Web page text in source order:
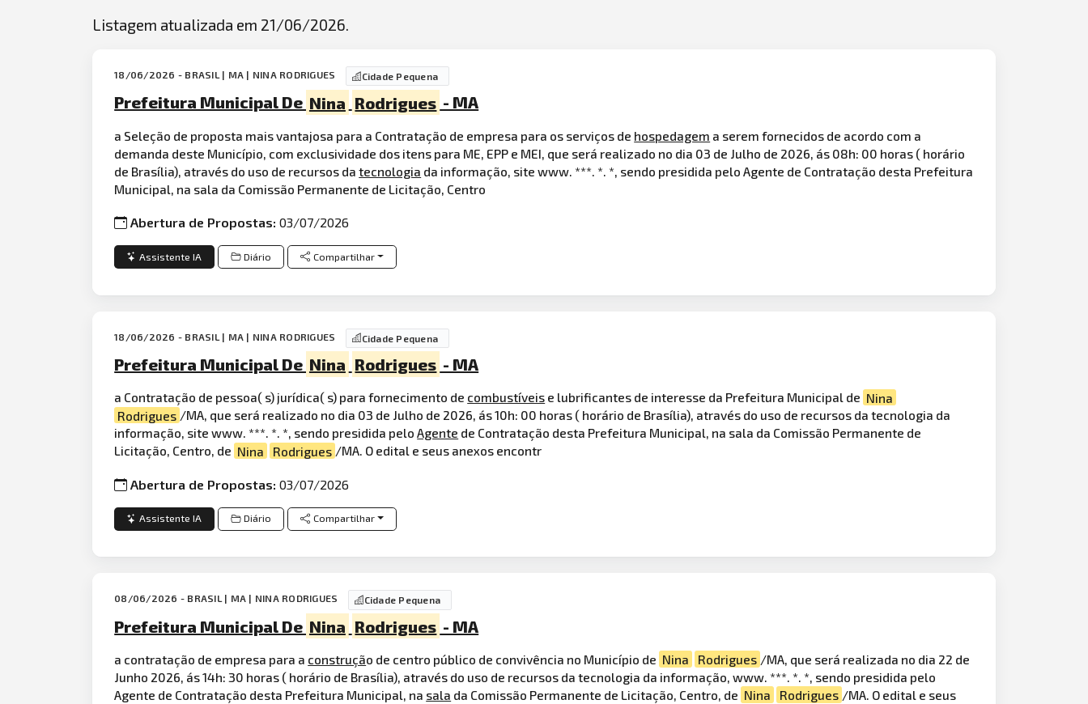
Listagem atualizada em 21/06/2026.
18/06/2026 - BRASIL | MA | NINA RODRIGUES Cidade Pequena
Prefeitura Municipal De Nina Rodrigues - MA
a Seleção de proposta mais vantajosa para a Contratação de empresa para os serviços de hospedagem a serem fornecidos de acordo com a
demanda deste Município, com exclusividade dos itens para ME, EPP e MEI, que será realizado no dia 03 de Julho de 2026, ás 08h: 00 horas ( horário
de Brasília), através do uso de recursos datecnologia da informação, site www. ***. *. *, sendo presidida pelo Agente de Contratação desta Prefeitura
Municipal, na sala da Comissão Permanente de Licitação, Centro
Abertura de Propostas:03/07/2026
Assistente IA Diário Compartilhar
18/06/2026 - BRASIL | MA | NINA RODRIGUES Cidade Pequena
Prefeitura Municipal De Nina Rodrigues - MA
a Contratação de pessoa( s) jurídica( s) para fornecimento de combustíveis e lubrificantes de interesse da Prefeitura Municipal de Nina
Rodrigues /MA, que será realizado no dia 03 de Julho de 2026, ás 10h: 00 horas ( horário de Brasília), através do uso de recursos da tecnologia da
informação, site www. ***. *. *, sendo presidida peloAgente de Contratação desta Prefeitura Municipal, na sala da Comissão Permanente de
Licitação, Centro, de Nina Rodrigues /MA. O edital e seus anexos encontr
Abertura de Propostas:03/07/2026
Assistente IA Diário Compartilhar
08/06/2026 - BRASIL | MA | NINA RODRIGUES Cidade Pequena
Prefeitura Municipal De Nina Rodrigues - MA
a contratação de empresa para a construção de centro público de convivência no Município de Nina Rodrigues /MA, que será realizada no dia 22 de
Junho 2026, ás 14h: 30 horas ( horário de Brasília), através do uso de recursos da tecnologia da informação, www. ***. *. *, sendo presidida pelo
Agente de Contratação desta Prefeitura Municipal, na sala da Comissão Permanente de Licitação, Centro, de Nina Rodrigues /MA. O edital e seus